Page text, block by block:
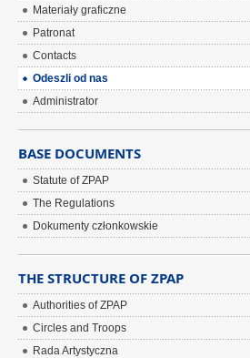
Materiały graficzne
Patronat
Contacts
Odeszli od nas
Administrator
BASE DOCUMENTS
Statute of ZPAP
The Regulations
Dokumenty członkowskie
THE STRUCTURE OF ZPAP
Authorities of ZPAP
Circles and Troops
Rada Artystyczna